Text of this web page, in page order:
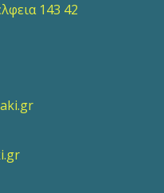
143 42